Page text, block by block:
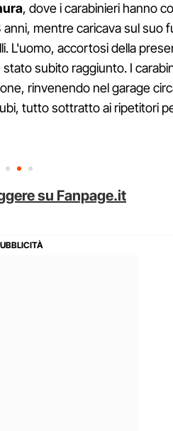
, dove i carabinieri hanno
anni, mentre caricava sul suo
L'uomo, accortosi della
subito raggiunto. I
rinvenendo nel garage
tutto sottratto ai ripetitori
su Fanpage.it